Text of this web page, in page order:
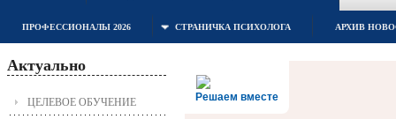
ПРОФЕССИОНАЛЫ 2026 СТРАНИЧКА ПСИХОЛОГА АРХИВ
Актуально
ЦЕЛЕВОЕ ОБУЧЕНИЕ Решаем вместе